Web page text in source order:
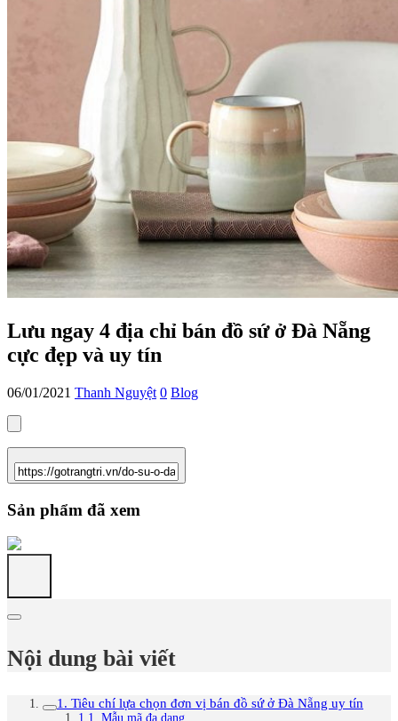
Lưu ngay 4 địa chỉ bán đồ sứ ở Đà Nẵng
cực đẹp và uy tín
06/01/2021 Thanh Nguyệt 0 Blog
Sản phẩm đã xem
Nội dung bài viết
1. Tiêu chí lựa chọn đơn vị bán đồ sứ ở Đà Nẵng uy tín
1.1. Mẫu mã đa dạng